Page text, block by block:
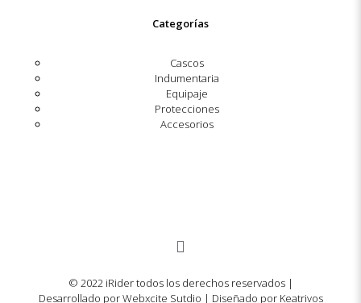
Categorías
Cascos
Indumentaria
Equipaje
Protecciones
Accesorios
© 2022 iRider todos los derechos reservados |
Desarrollado por Webxcite Sutdio | Diseñado por Keatrivos